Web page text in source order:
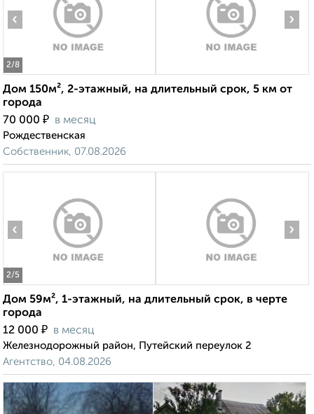
2/8
‹ ›
Дом 150м², 2-этажный, на длительный срок, 5 км от
города
70 000 ₽ в месяц
Рождественская
Собственник, 07.08.2026
2/5
‹ ›
Дом 59м², 1-этажный, на длительный срок, в черте
города
12 000 ₽ в месяц
Железнодорожный район, Путейский переулок 2
Агентство, 04.08.2026